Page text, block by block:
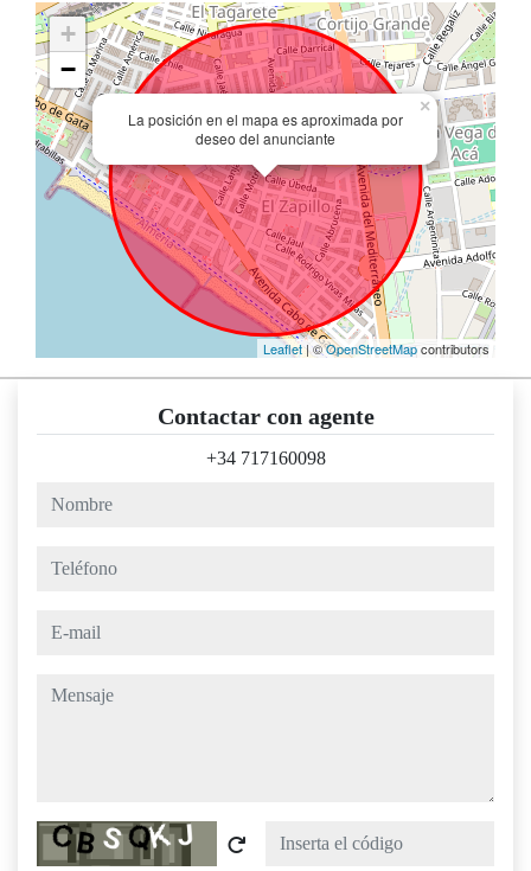
La posición en el mapa es aproximada por
deseo del anunciante
×
+
−
Leaflet| ©OpenStreetMapcontributors
Contactar con agente
+34 717160098
nombre
teléfono
e-mail
mensaje
Captcha